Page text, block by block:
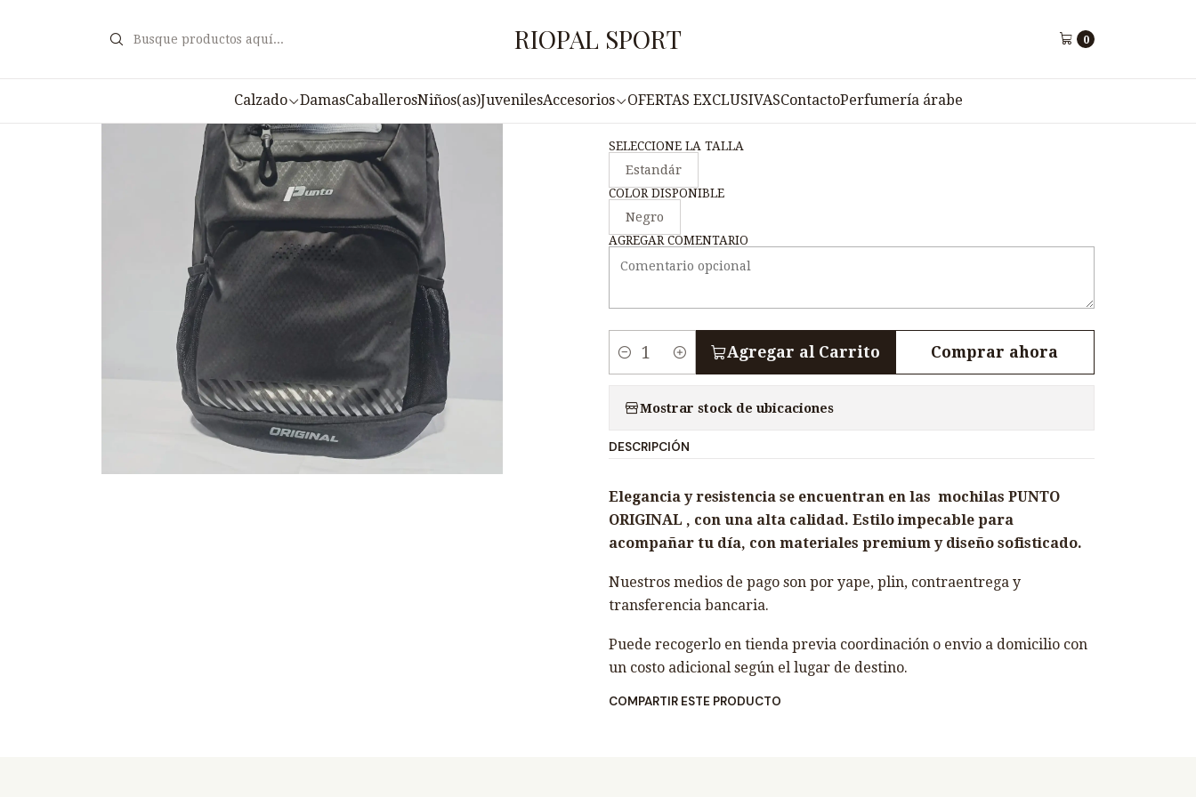
RIOPAL SPORT 0
Calzado DamasCaballerosNiños(as)JuvenilesAccesorios OFERTAS EXCLUSIVASContactoPerfumería árabe
|
MOCHILA PUNTO ORIGINAL F2-1
SELECCIONE LA TALLA
Estandár
COLOR DISPONIBLE
Negro
AGREGAR COMENTARIO
i
a
d
Agregar al Carrito Comprar ahora
Mostrar stock de ubicaciones
DESCRIPCIÓN
Elegancia y resistencia se encuentran en las mochilas PUNTO
ORIGINAL , con una alta calidad. Estilo impecable para
acompañar tu día, con materiales premium y diseño sofisticado.
Nuestros medios de pago son por yape, plin, contraentrega y
transferencia bancaria.
Puede recogerlo en tienda previa coordinación o envio a domicilio con
un costo adicional según el lugar de destino.
COMPARTIR ESTE PRODUCTO